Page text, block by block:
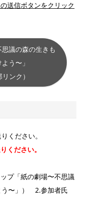
送信ボタンをクリック
議の森の生きも
う〜」
ンク）
ください。
ください。
プ「紙の劇場〜不思議
う〜」） 2.参加者氏